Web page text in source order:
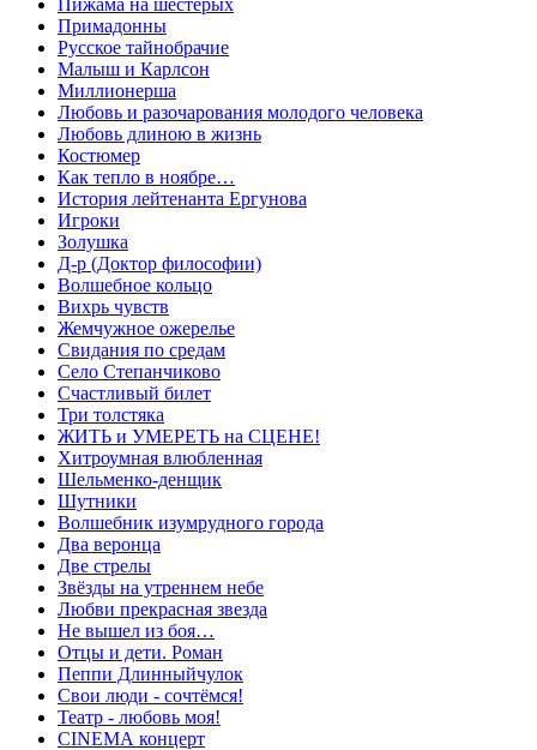
Примадонны
Русское тайнобрачие
Малыш и Карлсон
Миллионерша
Любовь и разочарования молодого человека
Любовь длиною в жизнь
Костюмер
Как тепло в ноябре…
История лейтенанта Ергунова
Игроки
Золушка
Д-р (Доктор философии)
Волшебное кольцо
Вихрь чувств
Жемчужное ожерелье
Свидания по средам
Село Степанчиково
Счастливый билет
Три толстяка
ЖИТЬ и УМЕРЕТЬ на СЦЕНЕ!
Хитроумная влюбленная
Шельменко-денщик
Шутники
Волшебник изумрудного города
Два веронца
Две стрелы
Звёзды на утреннем небе
Любви прекрасная звезда
Не вышел из боя…
Отцы и дети. Роман
Пеппи Длинныйчулок
Свои люди - сочтёмся!
Театр - любовь моя!
СINЕМА концерт